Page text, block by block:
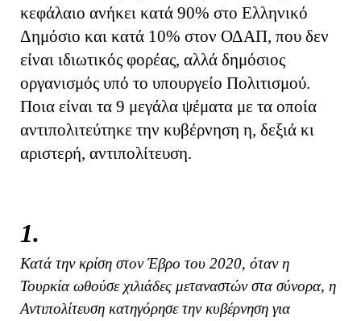
κεφάλαιο ανήκει κατά 90% στο Ελληνικό
Δημόσιο και κατά 10% στον ΟΔΑΠ, που δεν
είναι ιδιωτικός φορέας, αλλά δημόσιος
οργανισμός υπό το υπουργείο Πολιτισμού.
Ποια είναι τα 9 μεγάλα ψέματα με τα οποία
αντιπολιτεύτηκε την κυβέρνηση η, δεξιά κι
αριστερή, αντιπολίτευση.
1.
Κατά την κρίση στον Έβρο του 2020, όταν η
Τουρκία ωθούσε χιλιάδες μεταναστών στα σύνορα, η
Αντιπολίτευση κατηγόρησε την κυβέρνηση για